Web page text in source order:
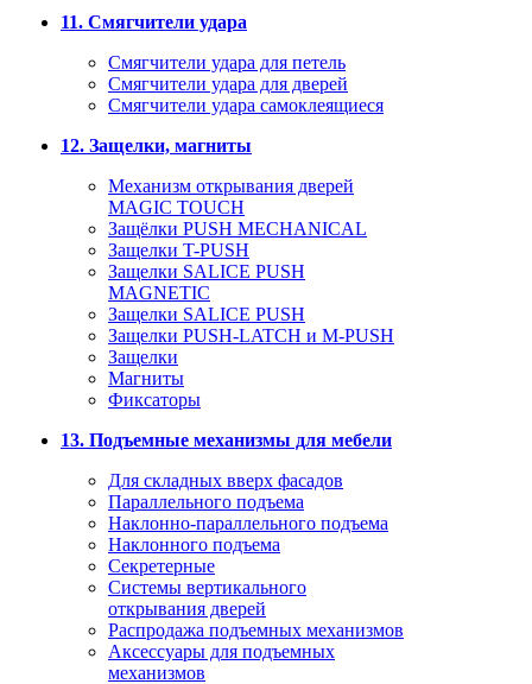
11. Смягчители удара
Смягчители удара для петель
Смягчители удара для дверей
Cмягчители удара самоклеящиеся
12. Защелки, магниты
Механизм открывания дверей
MAGIC TOUCH
Защёлки PUSH MECHANICAL
Защелки T-PUSH
Защелки SALICE PUSH
MAGNETIC
Защелки SALICE PUSH
Защелки PUSH-LATCH и M-PUSH
Защелки
Магниты
Фиксаторы
13. Подъемные механизмы для мебели
Для складных вверх фасадов
Параллельного подъема
Наклонно-параллельного подъема
Наклонного подъема
Секретерные
Системы вертикального
открывания дверей
Распродажа подъемных механизмов
Аксессуары для подъемных
механизмов